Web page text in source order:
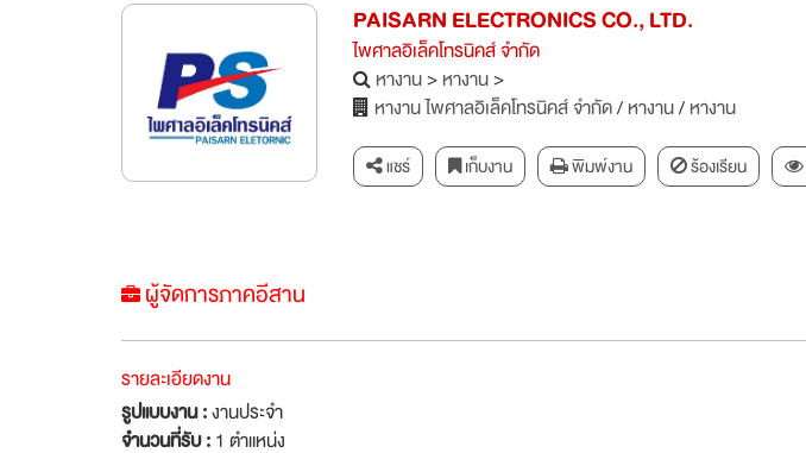
PAISARN ELECTRONICS CO., LTD.
ไพศาลอิเล็คโทรนิคส์ จำกัด
หางาน>หางาน>
หางาน ไพศาลอิเล็คโทรนิคส์ จำกัด/หางาน/หางาน
แชร์ เก็บงาน พิมพ์งาน ร้องเรียน
ผู้จัดการภาคอีสาน
รายละเอียดงาน
รูปแบบงาน :งานประจำ
จำนวนที่รับ :1 ตำแหน่ง